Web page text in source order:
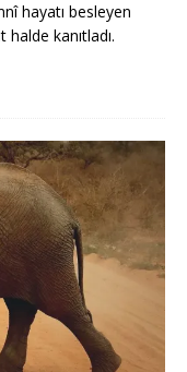
hayatı besleyen
kanıtladı.